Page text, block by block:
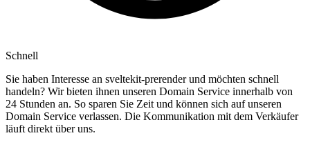
Schnell
Sie haben Interesse an sveltekit-prerender und möchten schnell
handeln? Wir bieten ihnen unseren Domain Service innerhalb von
24 Stunden an. So sparen Sie Zeit und können sich auf unseren
Domain Service verlassen. Die Kommunikation mit dem Verkäufer
läuft direkt über uns.